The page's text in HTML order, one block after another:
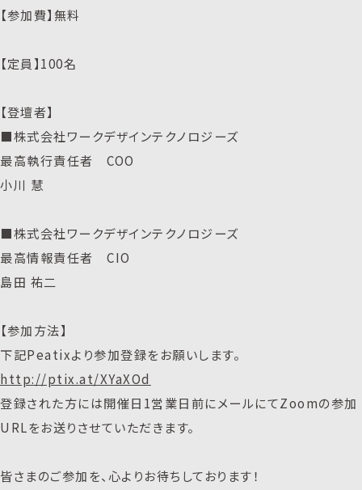
【参加費】無料
【定員】100名
【登壇者】
■株式会社ワークデザインテクノロジーズ
最高執行責任者 COO
小川 慧
■株式会社ワークデザインテクノロジーズ
最高情報責任者 CIO
島田 祐二
【参加方法】
下記Peatixより参加登録をお願いします。
http://ptix.at/XYaXOd
登録された方には開催日1営業日前にメールにてZoomの参加
URLをお送りさせていただきます。
皆さまのご参加を、心よりお待ちしております！